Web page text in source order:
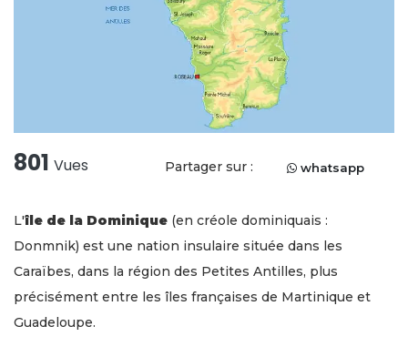
801 Vues Partager sur : whatsapp
L'île de la Dominique (en créole dominiquais :
Donmnik) est une nation insulaire située dans les
Caraïbes, dans la région des Petites Antilles, plus
précisément entre les îles françaises de Martinique et
Guadeloupe.